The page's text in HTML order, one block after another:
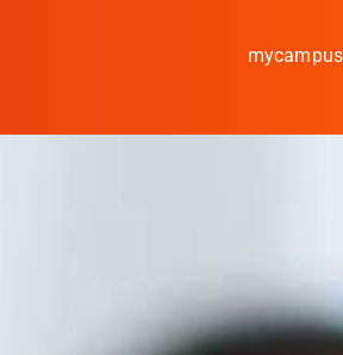
mycampus
Studieren
Hochschule Coburg